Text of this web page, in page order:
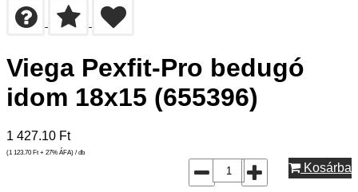
Viega Pexfit-Pro bedugó
idom 18x15 (655396)
1 427.10 Ft
(1 123.70 Ft + 27% ÁFA) / db
Kosárba